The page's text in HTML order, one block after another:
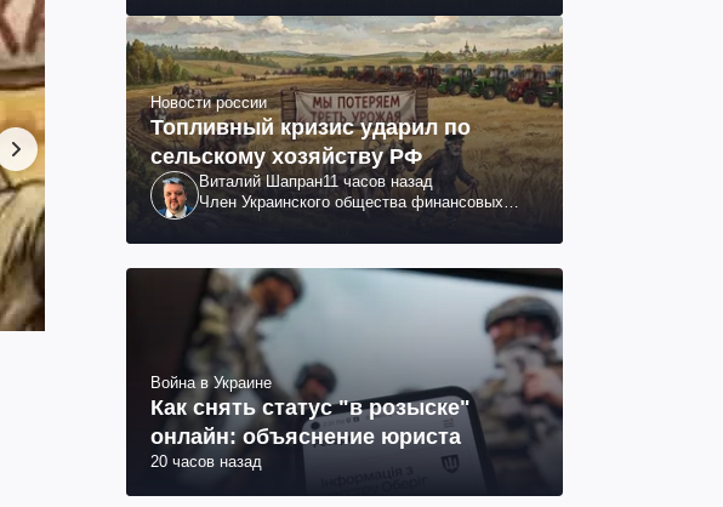
Новости россии
Топливный кризис ударил по
сельскому хозяйству РФ
Виталий Шапран11 часов назад
Член Украинского общества финансовых
Война в Украине
Как снять статус "в розыске"
онлайн: объяснение юриста
20 часов назад